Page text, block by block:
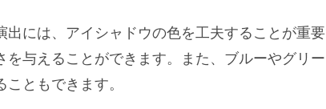
出には、アイシャドウの色を工夫することが重
を与えることができます。また、ブルーやグリ
こともできます。